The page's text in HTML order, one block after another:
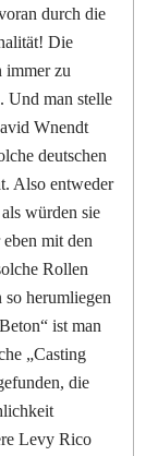
durch die
Die
immer zu
Und man stelle
Wnendt
deutschen
Also entweder
würden sie
mit den
Rollen
herumliegen
ist man
„Casting
die
Levy Rico